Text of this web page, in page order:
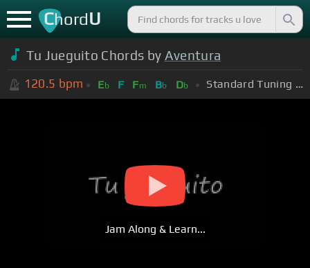
ChordU
Tu Jueguito Chords by Aventura
120.5 bpm Eb F Fm Bb Db Standard Tuning (EADGBE)
Jam Along & Learn...